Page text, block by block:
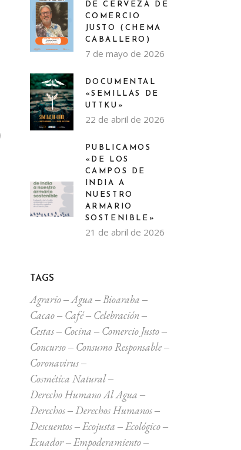
DE CERVEZA DE
COMERCIO
JUSTO (CHEMA
CABALLERO)
7 de mayo de 2026
DOCUMENTAL
«SEMILLAS DE
UTTKU»
22 de abril de 2026
PUBLICAMOS
«DE LOS
CAMPOS DE
INDIA A
NUESTRO
ARMARIO
SOSTENIBLE»
21 de abril de 2026
TAGS
Agrario Agua
Bioaraba
Cacao
Café
Celebración
Cestas
Cocina
Comercio Justo
Concurso
Consumo Responsable
Coronavirus
Cosmética Natural
Derecho Humano Al Agua
Derechos
Derechos Humanos
Descuentos
Ecojusta
Ecológico
Ecuador
Empoderamiento